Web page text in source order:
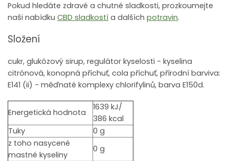
Pokud hledáte zdravé a chutné sladkosti, prozkoumejte
naši nabídku CBD sladkostí a dalších potravin.
Složení
cukr, glukózový sirup, regulátor kyselosti - kyselina
citrónová, konopná příchuť, cola příchuť, přírodní barviva:
E141 (ii) - měďnaté komplexy chlorifylinů, barva E150d.
Energetická hodnota
1639 kJ/
386 kcal
Tuky
0 g
z toho nasycené
mastné kyseliny
0 g